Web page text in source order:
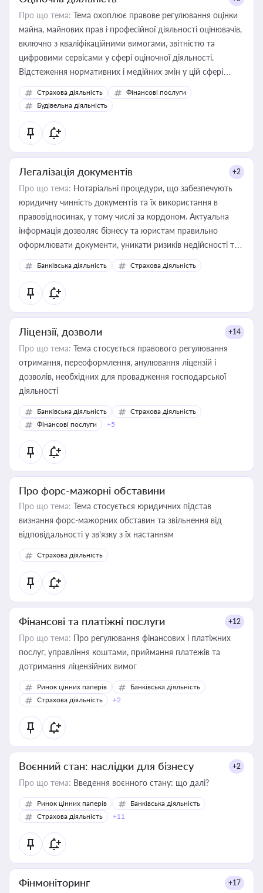
Про що тема: Тема охоплює правове регулювання оцінки
майна, майнових прав і професійної діяльності оцінювачів,
включно з кваліфікаційними вимогами, звітністю та
цифровими сервісами у сфері оціночної діяльності.
Відстеження нормативних і медійних змін у цій сфері
корисне для власника бізнесу, керівника, юриста або
бухгалтера під час оподаткування, приватизації, оренди
державного майна, корпоративних угод і перевірки
статусу суб'єктів оціночної діяльності
Страхова діяльність
Фінансові послуги
Будівельна діяльність
Легалізація документів +2
Про що тема: Нотаріальні процедури, що забезпечують
юридичну чинність документів та їх використання в
правовідносинах, у тому числі за кордоном. Актуальна
інформація дозволяє бізнесу та юристам правильно
оформлювати документи, уникати ризиків недійсності та
забезпечувати їх належне прийняття органами влади та
контрагентами
Банківська діяльність Страхова діяльність
Ліцензії, дозволи +14
Про що тема: Тема стосується правового регулювання
отримання, переоформлення, анулювання ліцензій і
дозволів, необхідних для провадження господарської
діяльності
Банківська діяльність
Страхова діяльність
Фінансові послуги
+5
Про форс-мажорні обставини
Про що тема: Тема стосується юридичних підстав
визнання форс-мажорних обставин та звільнення від
відповідальності у зв'язку з їх настанням
Страхова діяльність
Фінансові та платіжні послуги +12
Про що тема: Про регулювання фінансових і платіжних
послуг, управління коштами, приймання платежів та
дотримання ліцензійних вимог
Ринок цінних паперів
Банківська діяльність
Страхова діяльність
+2
Воєнний стан: наслідки для бізнесу +2
Про що тема: Введення воєнного стану: що далі?
Ринок цінних паперів
Банківська діяльність
Страхова діяльність
+11
Фінмоніторинг +17